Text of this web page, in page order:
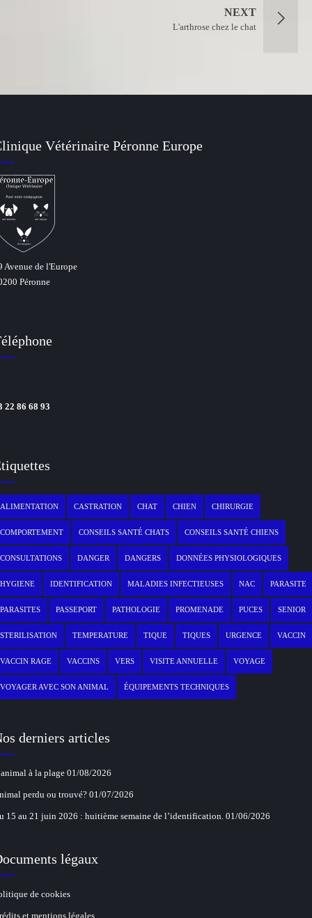
NEXT
L'arthrose chez le chat
Vétérinaire Péronne Europe
Avenue de l'Europe
Péronne
22 86 68 93
ALIMENTATION CASTRATION CHAT CHIEN CHIRURGIE
COMPORTEMENT CONSEILS SANTÉ CHATS CONSEILS SANTÉ CHIENS
CONSULTATIONS DANGER DANGERS DONNÉES PHYSIOLOGIQUES
HYGIENE IDENTIFICATION MALADIES INFECTIEUSES NAC PARASITE
PARASITES PASSEPORT PATHOLOGIE PROMENADE PUCES SENIOR
STERILISATION TEMPERATURE TIQUE TIQUES URGENCE VACCIN
VACCIN RAGE VACCINS VERS VISITE ANNUELLE VOYAGE
VOYAGER AVEC SON ANIMAL ÉQUIPEMENTS TECHNIQUES
derniers articles
à la plage 01/08/2026
perdu ou trouvé? 01/07/2026
15 au 21 juin 2026 : huitième semaine de l’identification. 01/06/2026
légaux
de cookies
et mentions légales